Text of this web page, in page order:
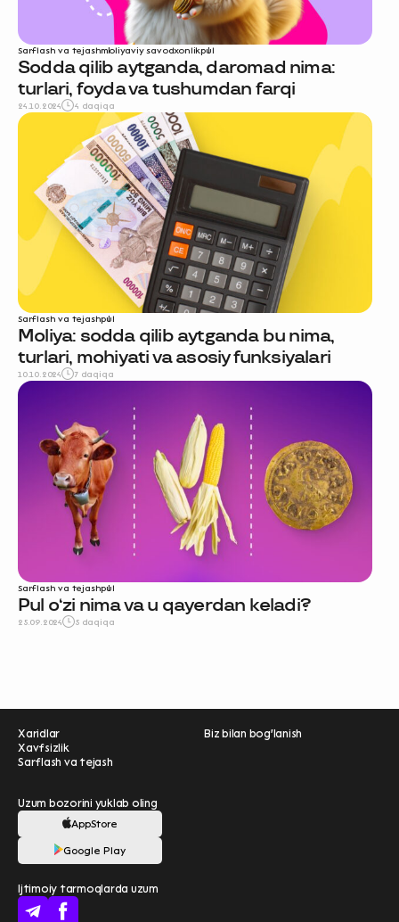
Sarflash va tejashmoliyaviy savodxonlikpul
Sodda qilib aytganda, daromad nima:
turlari, foyda va tushumdan farqi
24.10.2024 4 daqiqa
Sarflash va tejashpul
Moliya: sodda qilib aytganda bu nima,
turlari, mohiyati va asosiy funksiyalari
10.10.2024 7 daqiqa
Sarflash va tejashpul
Pul oʻzi nima va u qayerdan keladi?
25.09.2024 5 daqiqa
Xaridlar
Xavfsizlik
Sarflash va tejash
Biz bilan bog'lanish
Uzum bozorini yuklab oling
AppStore
Google Play
Ijtimoiy tarmoqlarda uzum
Ravnaqimizga hissa
qo'shing — so‘rovnomada
qatnashing ❤️
boshlash